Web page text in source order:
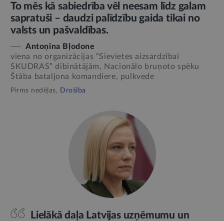
To mēs kā sabiedrība vēl neesam līdz galam
sapratuši – daudzi palīdzību gaida tikai no
valsts un pašvaldības.
Antoņina Bļodone
viena no organizācijas “Sievietes aizsardzībai
SKUDRAS” dibinātājām, Nacionālo bruņoto spēku
Štāba bataljona komandiere, pulkvede
Pirms nedēļas, Drošība
Lielākā daļa Latvijas uzņēmumu un